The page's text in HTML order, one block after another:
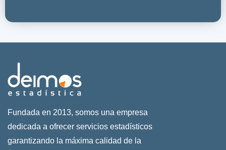
Fundada en 2013, somos una empresa
dedicada a ofrecer servicios estadísticos
garantizando la máxima calidad de la